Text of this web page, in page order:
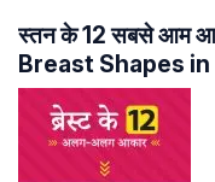
स्तन के 12 सबसे आम
Breast Shapes in